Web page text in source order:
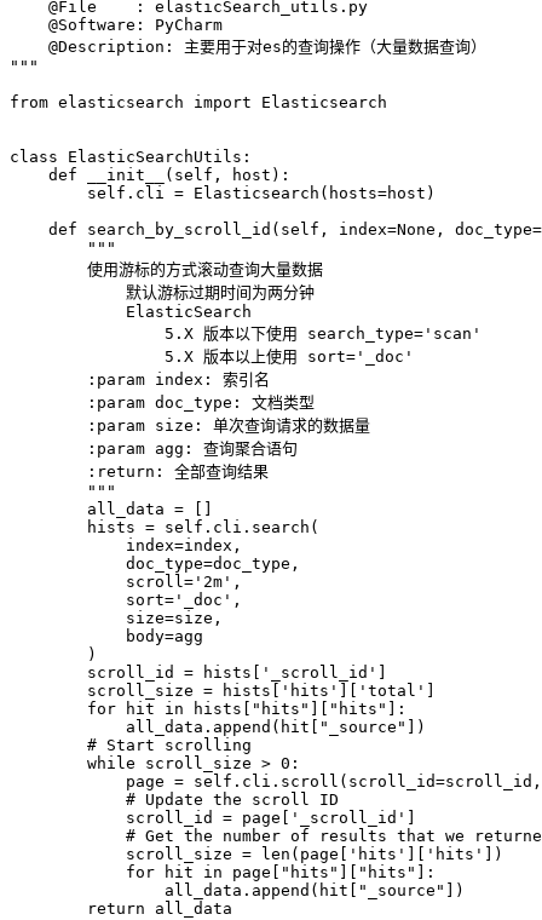
    @File    : elasticSearch_utils.py
    @Software: PyCharm
    @Description: 主要用于对es的查询操作（大量数据查询）
"""
from elasticsearch import Elasticsearch
class ElasticSearchUtils:
    def __init__(self, host):
        self.cli = Elasticsearch(hosts=host)
def search_by_scroll_id(self, index=None,
        """
        使用游标的方式滚动查询大量数据
            默认游标过期时间为两分钟
            ElasticSearch
                5.X 版本以下使用 search_type='scan'
                5.X 版本以上使用 sort='_doc'
        :param index: 索引名
        :param doc_type: 文档类型
        :param size: 单次查询请求的数据量
        :param agg: 查询聚合语句
        :return: 全部查询结果
        """
        all_data = []
        hists = self.cli.search(
            index=index,
            doc_type=doc_type,
            scroll='2m',
            sort='_doc',
            size=size,
            body=agg
        )
        scroll_id = hists['_scroll_id']
        scroll_size = hists['hits']['total']
        for hit in hists["hits"]["hits"]:
            all_data.append(hit["_source"])
        # Start scrolling
        while scroll_size > 0:
page =
            # Update the scroll ID
            scroll_id = page['_scroll_id']
# Get the number of results that we
            scroll_size = len(page['hits']['hits'])
            for hit in page["hits"]["hits"]:
                all_data.append(hit["_source"])
        return all_data